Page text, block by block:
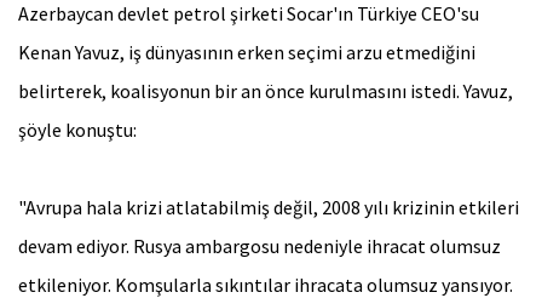
Azerbaycan devlet petrol şirketi Socar'ın Türkiye CEO'su
Kenan Yavuz, iş dünyasının erken seçimi arzu etmediğini
belirterek, koalisyonun bir an önce kurulmasını istedi. Yavuz,
şöyle konuştu:
"Avrupa hala krizi atlatabilmiş değil, 2008 yılı krizinin etkileri
devam ediyor. Rusya ambargosu nedeniyle ihracat olumsuz
etkileniyor. Komşularla sıkıntılar ihracata olumsuz yansıyor.